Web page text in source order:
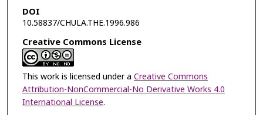
DOI
10.58837/CHULA.THE.1996.986
Creative Commons License
This work is licensed under a Creative Commons
Attribution-NonCommercial-No Derivative Works 4.0
International License.